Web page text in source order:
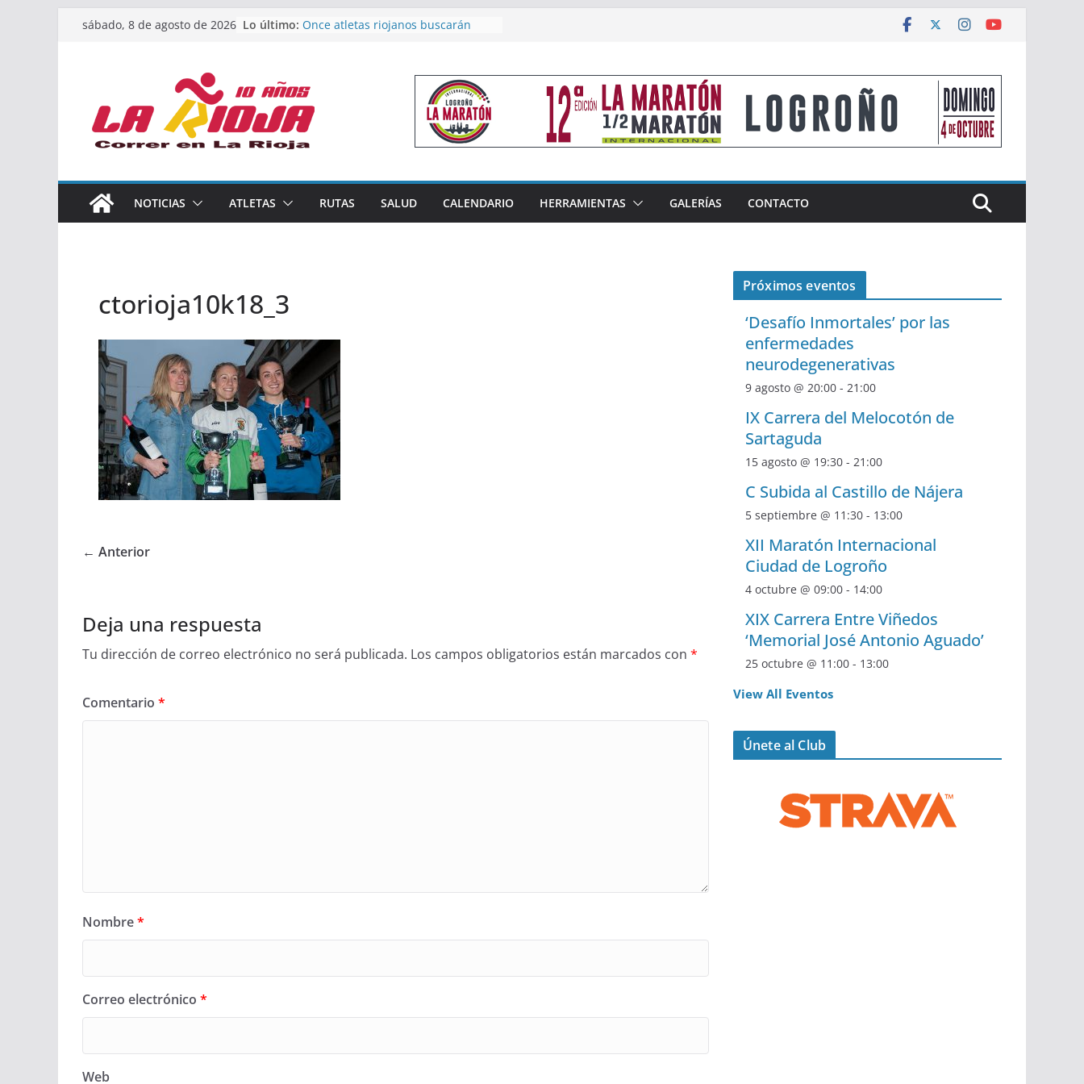
Saltarsábado, 8 de agosto de 2026 Lo último: Once atletas riojanos buscarán
Un bronce en 4×400 y tres puestos
de finalista cierran la participación
riojana en en Nacional de Málaga
El equipo femenino del Tritones
Rioja alcanza el podio nacional de
Acuatlón en Calahorra
España absoluto en Disco
Calahorra acoge este fin de semana
NOTICIAS ATLETAS RUTAS SALUD CALENDARIO HERRAMIENTAS GALERÍAS CONTACTO
ctorioja10k18_3
← Anterior
Deja una respuesta
Tu dirección de correo electrónico no será publicada. Los campos obligatorios están marcados con *
Comentario *
Nombre*
Correo electrónico *
Web
Próximos eventos
‘Desafío Inmortales’ por las
enfermedades
neurodegenerativas
9 agosto @ 20:00 - 21:00
IX Carrera del Melocotón de
Sartaguda
15 agosto @ 19:30 - 21:00
C Subida al Castillo de Nájera
5 septiembre @ 11:30 - 13:00
XII Maratón Internacional
Ciudad de Logroño
4 octubre @ 09:00 - 14:00
XIX Carrera Entre Viñedos
‘Memorial José Antonio Aguado’
25 octubre @ 11:00 - 13:00
View All Eventos
Únete al Club